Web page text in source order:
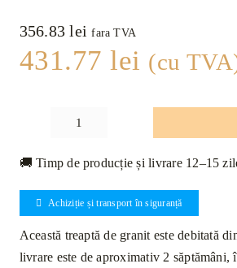
356.83lei fara TVA
431.77lei (cu
Cantitate
Granit
Bianco
Glazza
Lustruit
Bizotat
🚚 Timp de producție și livrare 12–15
Achiziție și transport în siguranță
Această treaptă de granit este debitată
livrare este de aproximativ 2